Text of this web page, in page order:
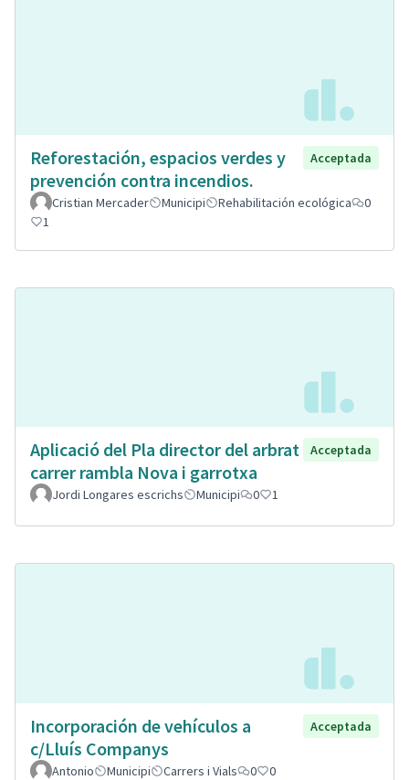
Reforestación, espacios verdes y
prevención contra incendios.
Acceptada
Cristian Mercader Municipi Rehabilitación ecológica
0
1
Aplicació del Pla director del arbrat
carrer rambla Nova i garrotxa
Acceptada
Jordi Longares escrichs Municipi 0 1
Incorporación de vehículos a
c/Lluís Companys
Acceptada
Antonio Municipi Carrers i Vials 0 0